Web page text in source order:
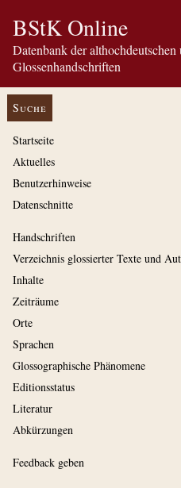
BStK Online
Datenbank der althochdeutschen
Glossenhandschriften
Suche
Startseite
Aktuelles
Benutzerhinweise
Datenschnitte
Handschriften
Verzeichnis glossierter Texte und
Inhalte
Zeiträume
Orte
Sprachen
Glossographische Phänomene
Editionsstatus
Literatur
Abkürzungen
Feedback geben